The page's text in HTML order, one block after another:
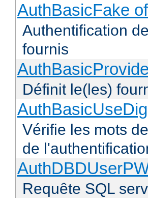
AuthBasicFake
Authentification
fournis
Définit le(les)
Vérifie les mots
de
Requête SQL